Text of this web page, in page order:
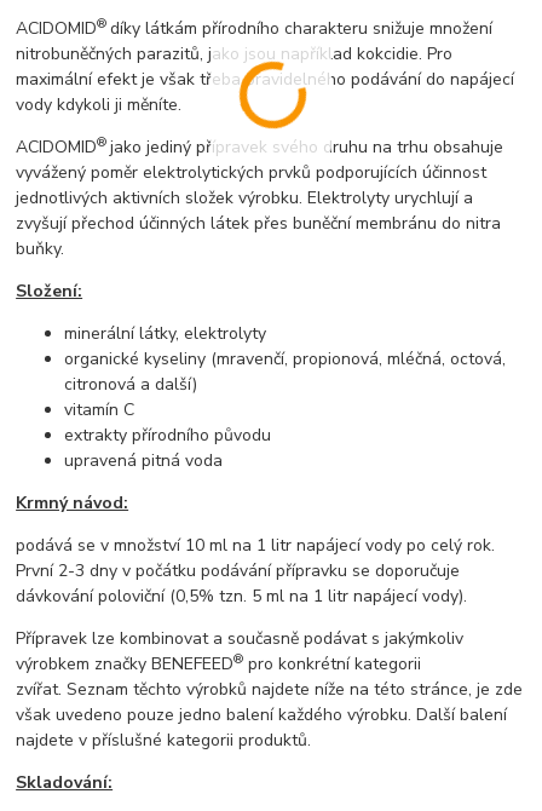
ACIDOMID® díky látkám přírodního charakteru snižuje množení
nitrobuněčných parazitů, jako jsou například kokcidie. Pro
maximální efekt je však třeba pravidelného podávání do napájecí
vody kdykoli ji měníte.
ACIDOMID®jako jediný přípravek svého druhu na trhu obsahuje
vyvážený poměr elektrolytických prvků podporujících účinnost
jednotlivých aktivních složek výrobku. Elektrolyty urychlují a
zvyšují přechod účinných látek přes buněční membránu do nitra
buňky.
Složení:
minerální látky, elektrolyty
organické kyseliny (mravenčí, propionová, mléčná, octová,
citronová a další)
vitamín C
extrakty přírodního původu
upravená pitná voda
Krmný návod:
podává se v množství 10 ml na 1 litr napájecí vody po celý rok.
První 2-3 dny v počátku podávání přípravku se doporučuje
dávkování poloviční (0,5% tzn. 5 ml na 1 litr napájecí vody).
Přípravek lze kombinovat a současně podávat s jakýmkoliv
výrobkem značky BENEFEED® pro konkrétní kategorii
zvířat. Seznam těchto výrobků najdete níže na této stránce, je zde
však uvedeno pouze jedno balení každého výrobku. Další balení
najdete v příslušné kategorii produktů.
Skladování: